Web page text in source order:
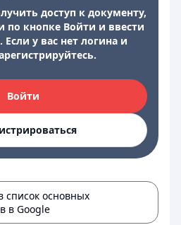
доступ к документу,
по кнопке Войти и ввести
у вас нет логина и
Войти
список основных
в Google